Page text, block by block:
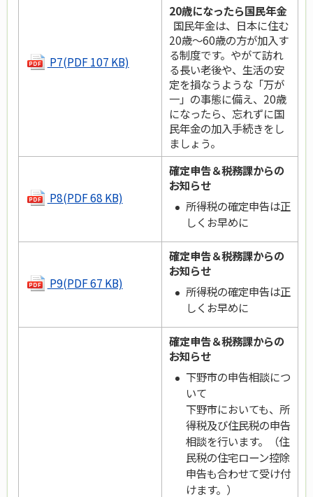
P7(PDF 107 KB)
20歳になったら国民年金
国民年金は、日本に住む
20歳～60歳の方が加入す
る制度です。やがて訪れ
る長い老後や、生活の安
定を損なうような「万が
一」の事態に備え、20歳
になったら、忘れずに国
民年金の加入手続きをし
ましょう。
P8(PDF 68 KB)
確定申告＆税務課からの
お知らせ
所得税の確定申告は正
しくお早めに
P9(PDF 67 KB)
確定申告＆税務課からの
お知らせ
所得税の確定申告は正
しくお早めに
確定申告＆税務課からの
お知らせ
下野市の申告相談につ
いて
下野市においても、所
得税及び住民税の申告
相談を行います。（住
民税の住宅ローン控除
申告も合わせて受け付
けます。）